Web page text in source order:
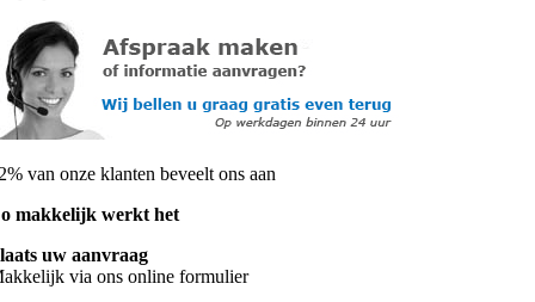
van onze klanten beveelt ons aan
makkelijk werkt het
uw aanvraag
via ons online formulier